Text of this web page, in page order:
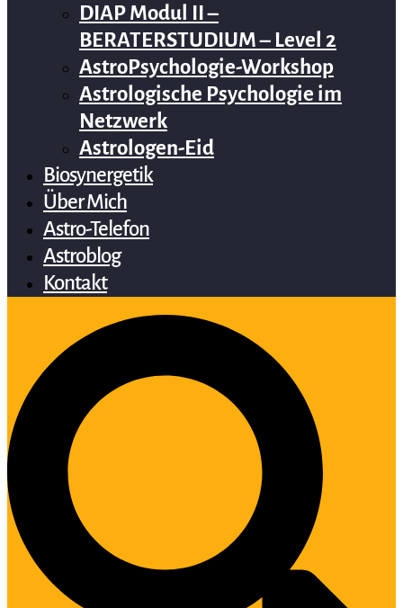
DIAP Modul II –
BERATERSTUDIUM – Level 2
AstroPsychologie-Workshop
Astrologische Psychologie im
Netzwerk
Astrologen-Eid
Biosynergetik
Über Mich
Astro-Telefon
Astroblog
Kontakt